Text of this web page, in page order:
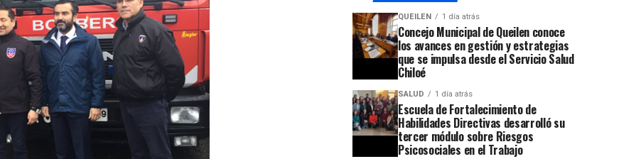
QUEILEN 1 día atrás
Concejo Municipal de Queilen conoce
los avances en gestión y estrategias
que se impulsa desde el Servicio Salud
Chiloé
SALUD 1 día atrás
Escuela de Fortalecimiento de
Habilidades Directivas desarrolló su
tercer módulo sobre Riesgos
Psicosociales en el Trabajo